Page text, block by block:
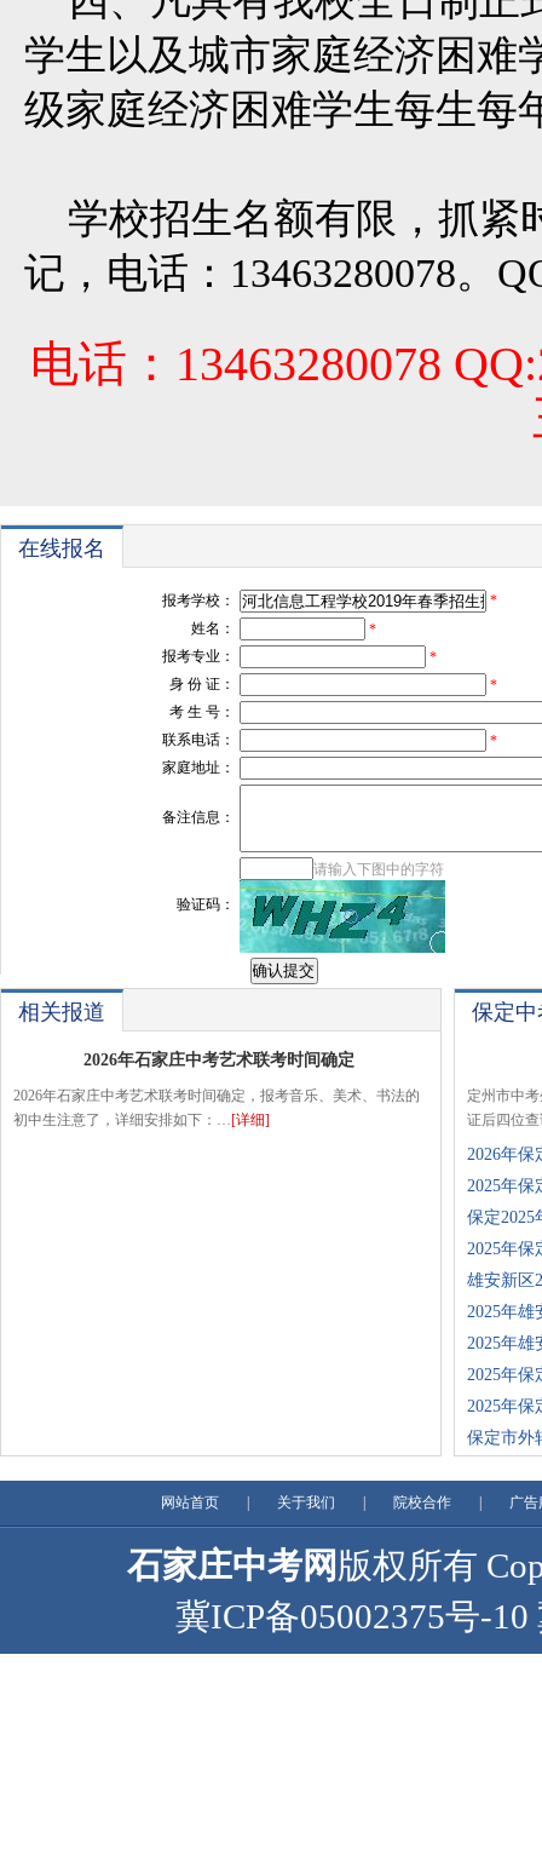
学生以及城市家庭经济困难
级家庭经济困难学生每生每
学校招生名额有限，抓紧
记，电话：13463280078。
电话：13463280078
在线报名
报考学校：
*
姓名：
*
报考专业：
*
身 份 证：
*
考 生 号：
联系电话：
*
家庭地址：
备注信息：
验证码：
请输入下图中的字符
相关报道
2026年石家庄中考艺术联考时间确定
2026年石家庄中考艺术联考时间确定，报考音乐、美术、书法的
初中生注意了，详细安排如下：…[详细]
保定中
定州市中
证后四位
2026年保
2025年保
保定2025
2025年保
雄安新区
2025年雄
2025年雄
2025年保
2025年保
保定市外
网站首页 关于我们 院校合作 广
石家庄中考网 版权所有
冀ICP备05002375号-10